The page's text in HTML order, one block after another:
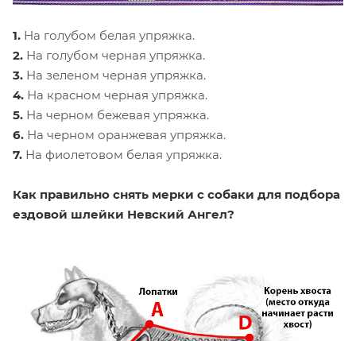
1. На голубом белая упряжка.
2. На голубом черная упряжка.
3. На зеленом черная упряжка.
4. На красном черная упряжка.
5. На черном бежевая упряжка.
6. На черном оранжевая упряжка.
7. На фиолетовом белая упряжка.
Как правильно снять мерки с собаки для подбора
ездовой шлейки Невский Ангел?